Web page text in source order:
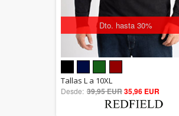
Dto. hasta 30%
out of 5
Tallas L a 10XL
Desde: 39,95 EUR35,96 EUR